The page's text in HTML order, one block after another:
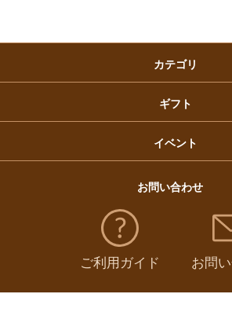
カテゴリ
ギフト
イベント
福袋
お問い合わせ
ご利用ガイド お問